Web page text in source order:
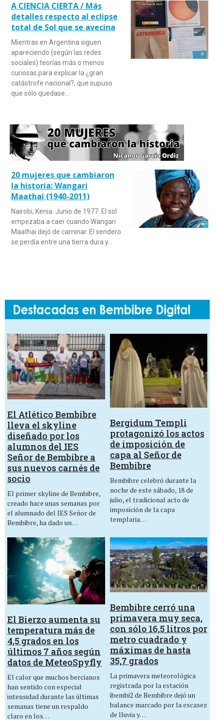
A CIENCIA CIERTA / Más
detalles respecto al eclipse
total de Sol que se avecina
Mientras en Argentina siguen
apareciendo (según las redes
sociales) teorías más o menos
curiosas para explicar la ¿gran
catástrofe nacional?, que supuso
que sólo quedase…
20 mujeres que cambiaron
la historia: Wangari
Maathai (1940-2011)
Nairobi, Kenia. Junio de 1977. El sol
empezaba a caer cuando Wangari
Maathai dejó de caminar. El sendero
se perdía entre una tierra dura y…
El Atlético Bembibre
lleva el skyline
diseñado por los
alumnos del IES
Señor de Bembibre a
sus nuevos carnés de
socio
El primer skyline de Bembibre,
creado hace unas semanas por
el alumnado del IES Señor de
Bembibre, ha dado un…
Bergidum Templi
protagonizó los actos
de imposición de
capa al Señor de
Bembibre
Bembibre celebró durante la
noche de este sábado, 18 de
julio, el tradicional acto de
imposición de la capa
templaria…
El Bierzo aumenta su
temperatura más de
4,5 grados en los
últimos 7 años según
datos de MeteoSpyfly
El calor que muchos bercianos
han sentido con especial
intensidad durante las últimas
semanas tiene un respaldo
claro en los…
Bembibre cerró una
primavera muy seca,
con sólo 16,5 litros por
metro cuadrado y
máximas de hasta
35,7 grados
La primavera meteorológica
registrada por la estación
ibembi2 de Bembibre dejó un
balance marcado por la escasez
de lluvia y…